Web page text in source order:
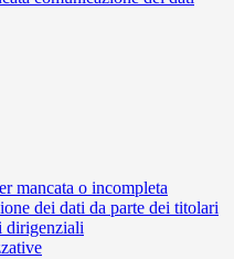
mancata o incompleta
dei dati da parte dei titolari
dirigenziali